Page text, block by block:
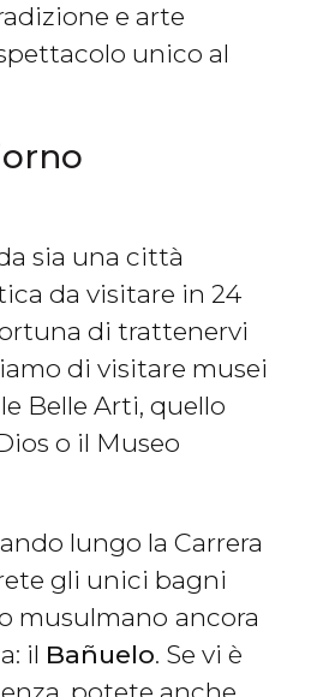
e arte
unico al
sia una città
da visitare in 24
di trattenervi
di visitare musei
Belle Arti, quello
o il Museo
lungo la Carrera
gli unici bagni
musulmano ancora
il Bañuelo. Se vi è